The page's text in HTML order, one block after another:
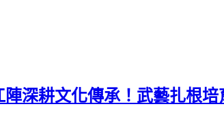
深耕文化傳承！武藝扎根